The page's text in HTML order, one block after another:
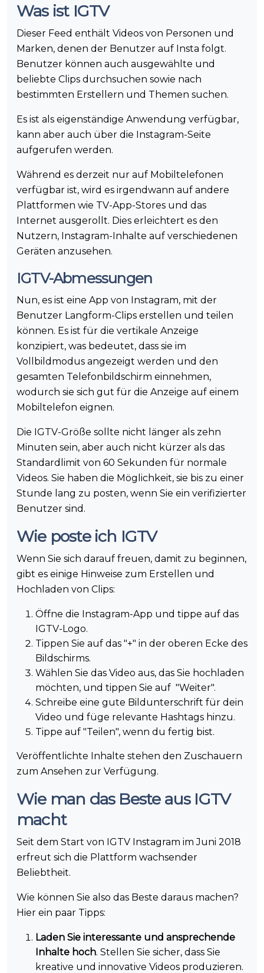
Was ist IGTV
Dieser Feed enthält Videos von Personen und
Marken, denen der Benutzer auf Insta folgt.
Benutzer können auch ausgewählte und
beliebte Clips durchsuchen sowie nach
bestimmten Erstellern und Themen suchen.
Es ist als eigenständige Anwendung verfügbar,
kann aber auch über die Instagram-Seite
aufgerufen werden.
Während es derzeit nur auf Mobiltelefonen
verfügbar ist, wird es irgendwann auf andere
Plattformen wie TV-App-Stores und das
Internet ausgerollt. Dies erleichtert es den
Nutzern, Instagram-Inhalte auf verschiedenen
Geräten anzusehen.
IGTV-Abmessungen
Nun, es ist eine App von Instagram, mit der
Benutzer Langform-Clips erstellen und teilen
können. Es ist für die vertikale Anzeige
konzipiert, was bedeutet, dass sie im
Vollbildmodus angezeigt werden und den
gesamten Telefonbildschirm einnehmen,
wodurch sie sich gut für die Anzeige auf einem
Mobiltelefon eignen.
Die IGTV-Größe sollte nicht länger als zehn
Minuten sein, aber auch nicht kürzer als das
Standardlimit von 60 Sekunden für normale
Videos. Sie haben die Möglichkeit, sie bis zu einer
Stunde lang zu posten, wenn Sie ein verifizierter
Benutzer sind.
Wie poste ich IGTV
Wenn Sie sich darauf freuen, damit zu beginnen,
gibt es einige Hinweise zum Erstellen und
Hochladen von Clips:
Öffne die Instagram-App und tippe auf das
IGTV-Logo.
Tippen Sie auf das "+" in der oberen Ecke des
Bildschirms.
Wählen Sie das Video aus, das Sie hochladen
möchten, und tippen Sie auf "Weiter".
Schreibe eine gute Bildunterschrift für dein
Video und füge relevante Hashtags hinzu.
Tippe auf "Teilen", wenn du fertig bist.
Veröffentlichte Inhalte stehen den Zuschauern
zum Ansehen zur Verfügung.
Wie man das Beste aus IGTV
macht
Seit dem Start von IGTV Instagram im Juni 2018
erfreut sich die Plattform wachsender
Beliebtheit.
Wie können Sie also das Beste daraus machen?
Hier ein paar Tipps:
Laden Sie interessante und ansprechende
Inhalte hoch. Stellen Sie sicher, dass Sie
kreative und innovative Videos produzieren.